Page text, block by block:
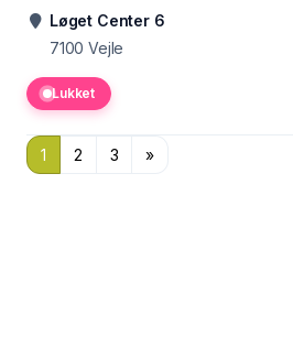
Løget Center 6
7100 Vejle
Lukket
1 2 3 »